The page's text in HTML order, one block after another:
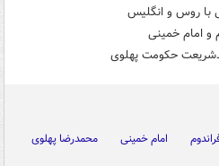
با روس و انگلیس
و امام خمینی
حکومت پهلوی
امام خمینی محمدرضا پهلوی